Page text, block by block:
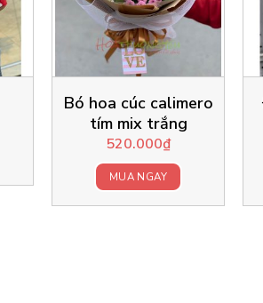
Bó hoa cúc calimero
tím mix trắng
520.000₫
MUA NGAY